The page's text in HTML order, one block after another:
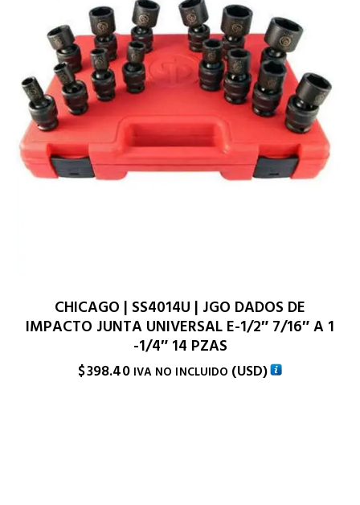
CHICAGO | SS4014U | JGO DADOS DE
IMPACTO JUNTA UNIVERSAL E-1/2″ 7/16″ A 1
-1/4″ 14 PZAS
$398.40 IVA NO INCLUIDO (USD)